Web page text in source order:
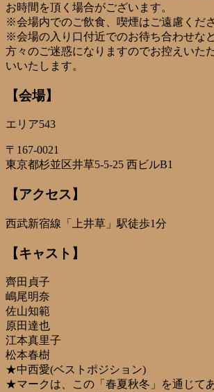
お時間を頂く場合がございます。
※会場内でのご飲食、喫煙はご遠慮くださ
※会場の入り口付近でのお待ち合わせな
方々のご迷惑になりますのでお控えいた
いいたします。
【会場】
エリア543
〒167-0021
東京都杉並区井草5-5-25 西ビルB1
【アクセス】
西武新宿線「上井草」駅徒歩1分
【キャスト】
齊田貞子
嶋尾明奈
佐山知範
原田達也
江本真里子
松本春樹
★中西愛(ベストポジション)
★マークは、この「春夏秋冬」を通じて